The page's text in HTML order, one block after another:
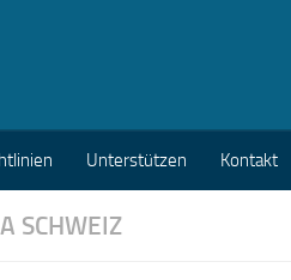
Unterstützen Kontakt
SCHWEIZ